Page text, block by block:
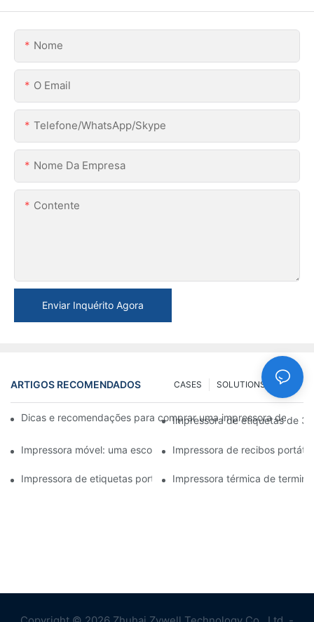
Nome
O Email
Telefone/WhatsApp/Skype
Nome Da Empresa
Contente
Enviar Inquérito Agora
ARTIGOS RECOMENDADOS FAQ
SOLUTIONS
CASES
Dicas e recomendações para comprar uma impressora de
Impressora de etiquetas de 3
Impressora móvel: uma escolha conveniente para imprimir a
Impressora de recibos
Impressora de etiquetas portátil: crie etiquetas personalizadas
Impressora térmica de